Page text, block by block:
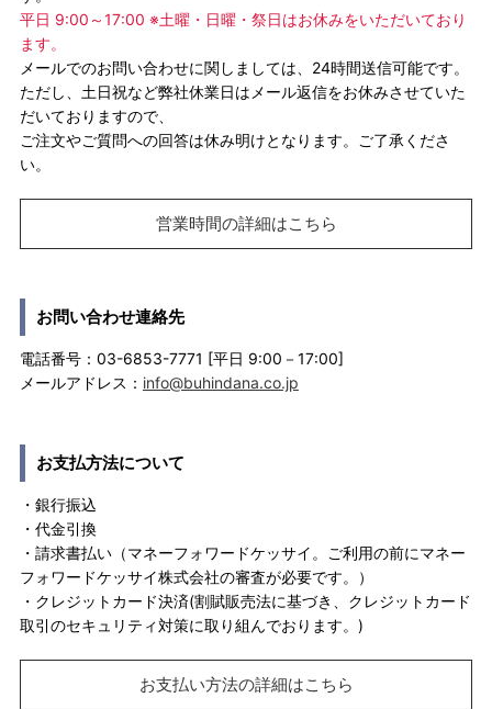
平日 9:00～17:00 ※土曜・日曜・祭日はお休みをいただいており
ます。
メールでのお問い合わせに関しましては、24時間送信可能です。
ただし、土日祝など弊社休業日はメール返信をお休みさせていた
だいておりますので、
ご注文やご質問への回答は休み明けとなります。ご了承くださ
い。
営業時間の詳細はこちら
お問い合わせ連絡先
電話番号：03-6853-7771 [平日 9:00－17:00]
メールアドレス： info@buhindana.co.jp
お支払方法について
・銀行振込
・代金引換
・請求書払い（マネーフォワードケッサイ。ご利用の前にマネー
フォワードケッサイ株式会社の審査が必要です。）
・クレジットカード決済(割賦販売法に基づき、クレジットカード
取引のセキュリティ対策に取り組んでおります。)
お支払い方法の詳細はこちら